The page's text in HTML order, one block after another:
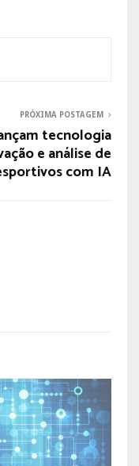
PRÓXIMA POSTAGEM
tecnologia
e análise de
com IA